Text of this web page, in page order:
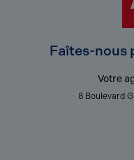
Faîtes-nous
Votre
8 Boulevard